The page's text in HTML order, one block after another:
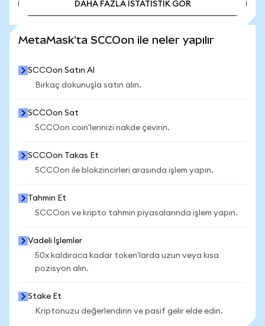
DAHA FAZLA İSTATİSTİK GÖR
MetaMask'ta SCCOon ile neler yapılır
SCCOon Satın Al
Birkaç dokunuşla satın alın.
SCCOon Sat
SCCOon coin'lerinizi nakde çevirin.
SCCOon Takas Et
SCCOon ile blokzincirleri arasında işlem yapın.
Tahmin Et
SCCOon ve kripto tahmin piyasalarında işlem yapın.
Vadeli İşlemler
50x kaldıraca kadar token'larda uzun veya kısa
pozisyon alın.
Stake Et
Kriptonuzu değerlendirin ve pasif gelir elde edin.